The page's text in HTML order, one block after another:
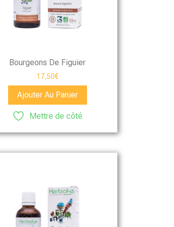
Bourgeons De Figuier
17,50€
Ajouter Au Panier
Mettre de côté